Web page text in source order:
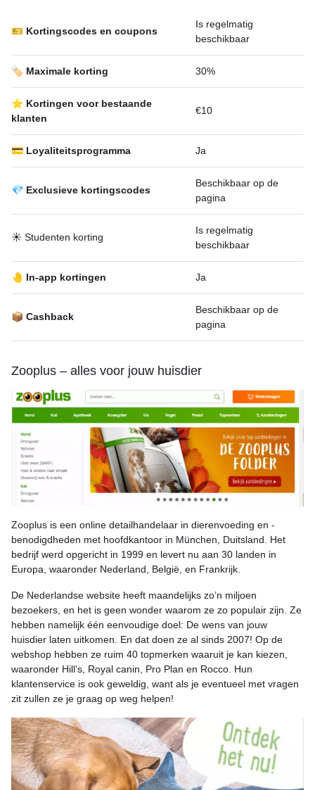
🎫 Kortingscodes en coupons
Is regelmatig
beschikbaar
🏷️ Maximale korting 30%
⭐ Kortingen voor bestaande
klanten
€10
💳 Loyaliteitsprogramma Ja
💎 Exclusieve kortingscodes
Beschikbaar op de
pagina
☀️ Studenten korting
Is regelmatig
beschikbaar
🤚 In-app kortingen Ja
📦 Cashback
Beschikbaar op de
pagina
Zooplus – alles voor jouw huisdier
Zooplus is een online detailhandelaar in dierenvoeding en -
benodigdheden met hoofdkantoor in München, Duitsland. Het
bedrijf werd opgericht in 1999 en levert nu aan 30 landen in
Europa, waaronder Nederland, België, en Frankrijk.
De Nederlandse website heeft maandelijks zo’n miljoen
bezoekers, en het is geen wonder waarom ze zo populair zijn. Ze
hebben namelijk één eenvoudige doel: De wens van jouw
huisdier laten uitkomen. En dat doen ze al sinds 2007! Op de
webshop hebben ze ruim 40 topmerken waaruit je kan kiezen,
waaronder Hill’s, Royal canin, Pro Plan en Rocco. Hun
klantenservice is ook geweldig, want als je eventueel met vragen
zit zullen ze je graag op weg helpen!